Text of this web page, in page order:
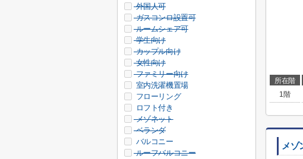
所在階
1階
メゾ
外国人可
ガスコンロ設置可
ルームシェア可
学生向け
カップル向け
女性向け
ファミリー向け
室内洗濯機置場
フローリング
ロフト付き
メゾネット
ベランダ
バルコニー
ルーフバルコニー